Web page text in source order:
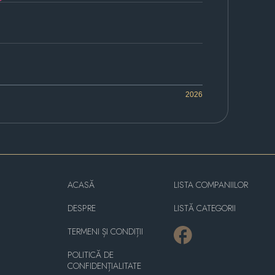
2026
ACASĂ
DESPRE
TERMENI ȘI CONDIȚII
POLITICĂ DE
CONFIDENȚIALITATE
LISTA COMPANIILOR
LISTĂ CATEGORII